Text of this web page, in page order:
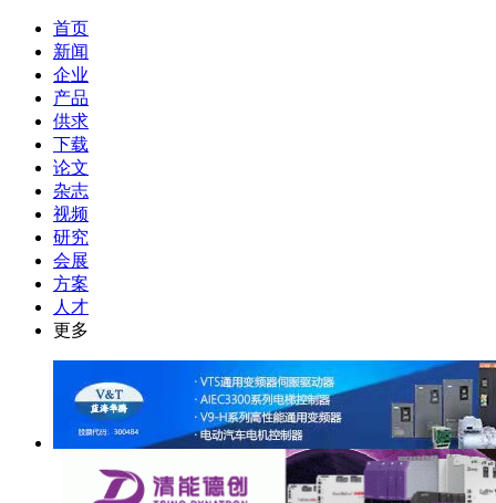
首页
新闻
企业
产品
供求
下载
论文
杂志
视频
研究
会展
方案
人才
更多